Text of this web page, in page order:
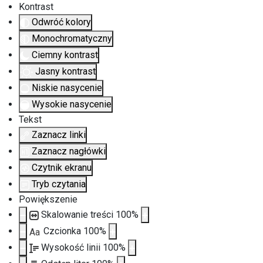
Kontrast
Odwróć kolory
Monochromatyczny
Ciemny kontrast
Jasny kontrast
Niskie nasycenie
Wysokie nasycenie
Tekst
Zaznacz linki
Zaznacz nagłówki
Czytnik ekranu
Tryb czytania
Powiększenie
Skalowanie treści 100%
Aa Czcionka 100%
Wysokość linii 100%